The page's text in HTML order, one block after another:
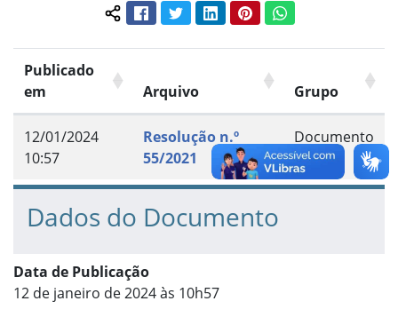
Compartilhar conteúdo:
FacebookTwitterLinkedInPinterestWhatsApp
Publicado
em
Arquivo Grupo
12/01/2024
10:57
Resolução n.º
55/2021
Documento
Dados do Documento
Data de Publicação
12 de janeiro de 2024 às 10h57